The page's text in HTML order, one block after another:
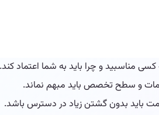
مناسبید و چرا باید به شما اعتماد کند.
و سطح تخصص باید مبهم نماند.
باید بدون گشتن زیاد در دسترس باشد.